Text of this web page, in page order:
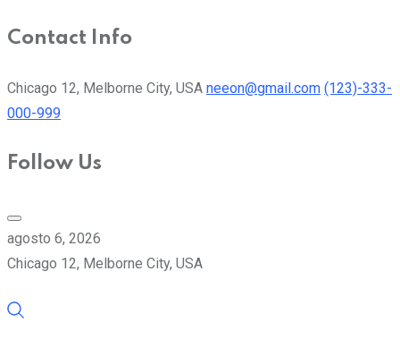
Contact Info
Chicago 12, Melborne City, USA neeon@gmail.com (123)-333-
000-999
Follow Us
agosto 6, 2026
Chicago 12, Melborne City, USA